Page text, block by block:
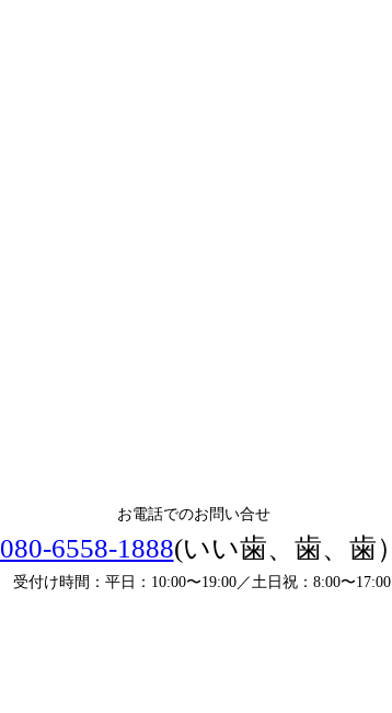
お電話でのお問い合せ
080-6558-1888(いい歯、歯、歯）
受付け時間：平日：10:00〜19:00／土日祝：8:00〜17:00